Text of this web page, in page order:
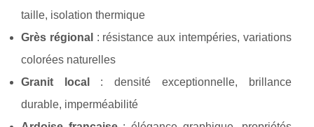
taille, isolation thermique
Grès régional : résistance aux intempéries, variations
colorées naturelles
Granit local
: densité exceptionnelle, brillance
durable, imperméabilité